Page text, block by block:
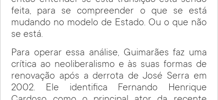
feita, para se compreender o que se está
mudando no modelo de Estado. Ou o que não
se está.
Para operar essa análise, Guimarães faz uma
crítica ao neoliberalismo e às suas formas de
renovação após a derrota de José Serra em
2002. Ele identifica Fernando Henrique